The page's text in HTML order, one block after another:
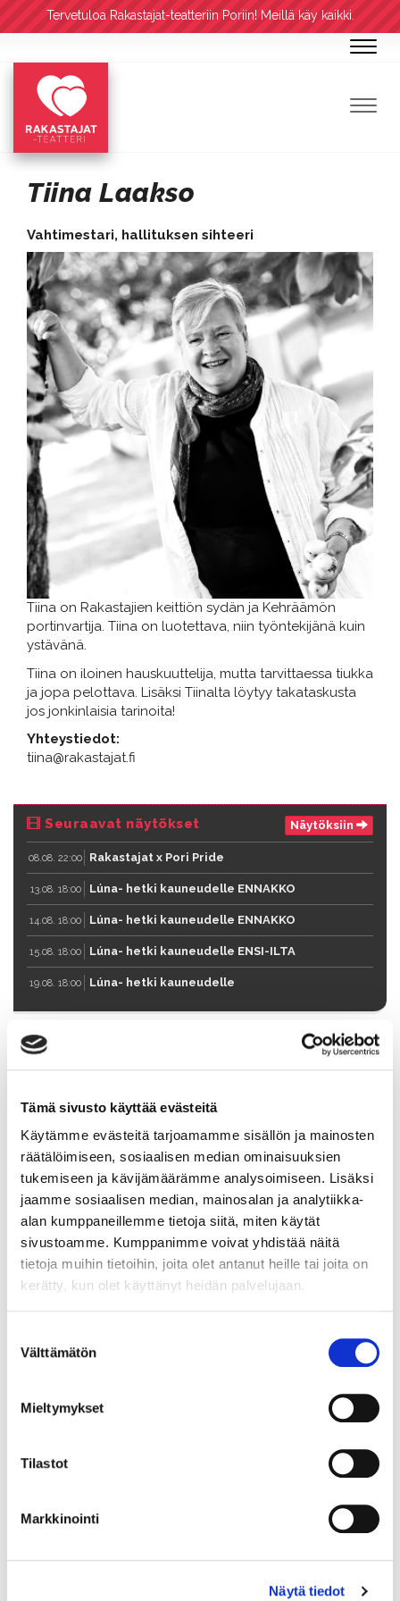
Tämä sivusto käyttää evästeitä
Käytämme evästeitä tarjoamamme sisällön ja mainosten
räätälöimiseen, sosiaalisen median ominaisuuksien
tukemiseen ja kävijämäärämme analysoimiseen. Lisäksi
jaamme sosiaalisen median, mainosalan ja analytiikka-
alan kumppaneillemme tietoja siitä, miten käytät
sivustoamme. Kumppanimme voivat yhdistää näitä
tietoja muihin tietoihin, joita olet antanut heille tai joita on
kerätty, kun olet käyttänyt heidän palvelujaan.
valinta
Välttämätön
Mieltymykset
Tilastot
Markkinointi
Näytä tiedot
Tervetuloa Rakastajat-teatteriin Poriin! Meillä käy kaikki.
Tiina Laakso
Vahtimestari, hallituksen sihteeri
Tiina on Rakastajien keittiön sydän ja Kehräämön
portinvartija. Tiina on luotettava, niin työntekijänä kuin
ystävänä.
Tiina on iloinen hauskuuttelija, mutta tarvittaessa tiukka
ja jopa pelottava. Lisäksi Tiinalta löytyy takataskusta
jos jonkinlaisia tarinoita!
Yhteystiedot:
​​​​​​​tiina@rakastajat.fi
Seuraavat näytökset Näytöksiin
08.08. 22:00 Rakastajat x Pori Pride
13.08. 18:00 Lúna- hetki kauneudelle ENNAKKO
14.08. 18:00 Lúna- hetki kauneudelle ENNAKKO
15.08. 18:00 Lúna- hetki kauneudelle ENSI-ILTA
19.08. 18:00 Lúna- hetki kauneudelle
Rakastajien Verkkokauppa Kauppaan